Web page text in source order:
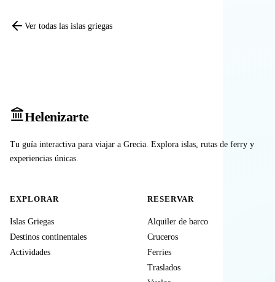
Ver todas las islas griegas
Helenizarte
Tu guía interactiva para viajar a Grecia. Explora islas, rutas de ferry y
experiencias únicas.
EXPLORAR
Islas Griegas
Destinos continentales
Actividades
RESERVAR
Alquiler de barco
Cruceros
Ferries
Traslados